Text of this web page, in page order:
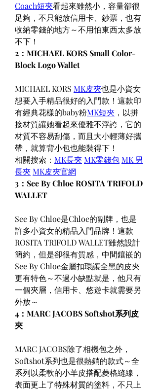
Coach短夾看起來雖然小，容量卻很
足夠，不只能放信用卡、鈔票，也有
收納零錢的地方～不用怕東西太多放
不下！
2：MICHAEL KORS Small Color-
Block Logo Wallet
MICHAEL KORS MK皮夾也是小資女
想要入手精品很好的入門款！這款印
有經典花樣的baby粉MK短夾 ，以拼
接材質讓她看起來優雅不浮誇，它的
材質不容易刮傷，而且大小輕薄好攜
帶，就算背小包也能裝得下！
相關搜索： MK長夾MK零錢包MK 男
長夾MK皮夾官網
3：See By Chloe ROSITA TRIFOLD
WALLET
See By Chloe是Chloe的副牌，也是
許多小資女的精品入門品牌！這款
ROSITA TRIFOLD WALLET雖然設計
簡約，但是卻很有質感，中間鑲嵌的
See By Chloe金屬扣環讓全黑的皮夾
更有特色～不過小缺點就是，他只有
一個夾層，信用卡、悠遊卡就需要另
外放～
4：MARC JACOBS Softshot系列皮
夾
MARC JACOBS除了相機包之外，
Softshot系列也是很熱銷的款式～全
系列以柔軟的小羊皮搭配菱格縫線，
表面更上了特殊材質的塗料，不只上